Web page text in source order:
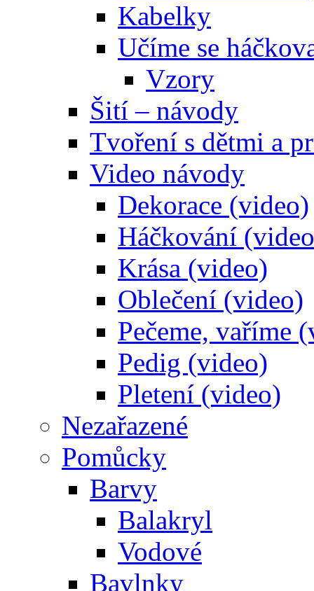
Kabelky
Učíme se
Vzory
Šití – návody
Tvoření s dětmi a
Video návody
Dekorace (video)
Háčkování
Krása (video)
Oblečení (video)
Pečeme, vaříme
Pedig (video)
Pletení (video)
Nezařazené
Pomůcky
Barvy
Balakryl
Vodové
Bavlnky